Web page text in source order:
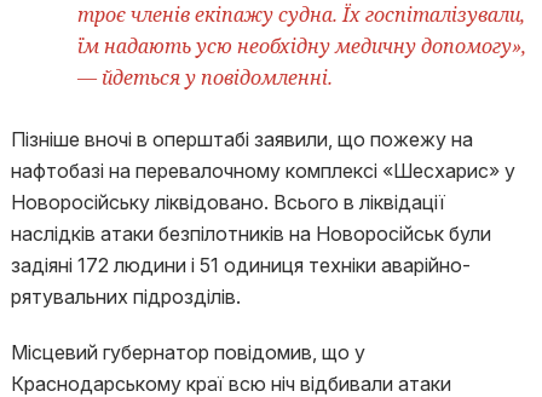
троє членів екіпажу судна. Їх госпіталізували,
їм надають усю необхідну медичну допомогу»,
— йдеться у повідомленні.
Пізніше вночі в оперштабі заявили, що пожежу на
нафтобазі на перевалочному комплексі «Шесхарис» у
Новоросійську ліквідовано. Всього в ліквідації
наслідків атаки безпілотників на Новоросійськ були
задіяні 172 людини і 51 одиниця техніки аварійно-
рятувальних підрозділів.
Місцевий губернатор повідомив, що у
Краснодарському краї всю ніч відбивали атаки